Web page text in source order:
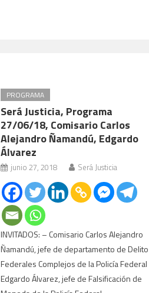
PROGRAMA
Será Justicia, Programa
27/06/18, Comisario Carlos
Alejandro Ñamandú, Edgardo
Álvarez
junio 27, 2018 Será Justicia
INVITADOS: – Comisario Carlos Alejandro
Ñamandú, jefe de departamento de
Federales Complejos de la Policía
Edgardo Álvarez, jefe de Falsificación de